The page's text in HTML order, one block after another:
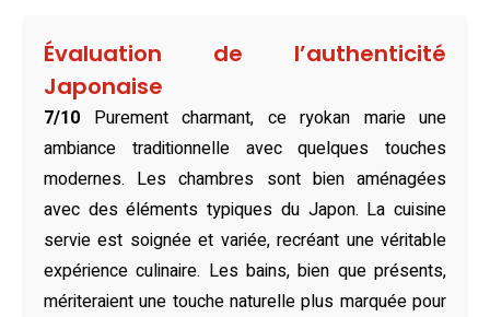
Japon. Les options de logement, incluant des salles de
bains privatives ou partagées, s’adaptent à toutes les
préférences, promettant un séjour confortable et empreint
d’élégance. Leur design raffiné et leur atmosphère paisible
transforment chaque nuit en une expérience réparatrice
Le plaisir culinaire atteint son apogée au Matsuya Ryokan
avec un petit-déjeuner japonais savoureux et un dîner
kaiseki, préparé avec soin et servi dans la pure tradition.
Évaluation de l’authenticité
Japonaise
7/10 Purement charmant, ce ryokan marie une
ambiance traditionnelle avec quelques touches
modernes. Les chambres sont bien aménagées
avec des éléments typiques du Japon. La cuisine
servie est soignée et variée, recréant une véritable
expérience culinaire. Les bains, bien que présents,
mériteraient une touche naturelle plus marquée pour